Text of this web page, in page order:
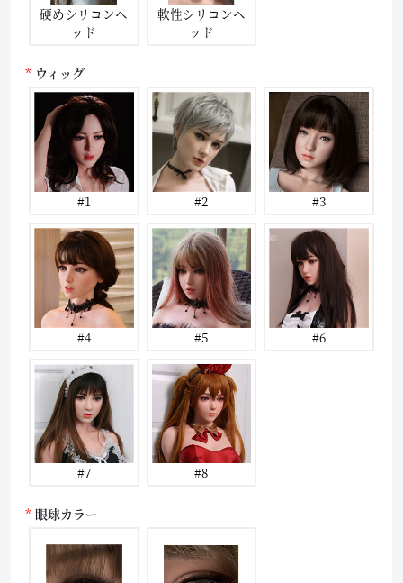
硬めシリコンヘ
ッド
軟性シリコンヘ
ッド
ウィッグ
#1 #2 #3
#4 #5 #6
#7 #8
眼球カラー